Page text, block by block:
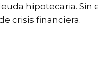
hipotecaria.
crisis financiera.